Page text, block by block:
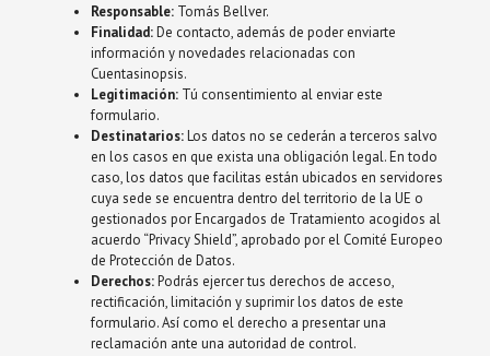
Responsable:Tomás Bellver.
Finalidad:De contacto, además de poder enviarte
información y novedades relacionadas con
Cuentasinopsis.
Legitimación:Tú consentimiento al enviar este
formulario.
Destinatarios:Los datos no se cederán a terceros salvo
en los casos en que exista una obligación legal. En todo
caso, los datos que facilitas están ubicados en servidores
cuya sede se encuentra dentro del territorio de la UE o
gestionados por Encargados de Tratamiento acogidos al
acuerdo “Privacy Shield”, aprobado por el Comité Europeo
de Protección de Datos.
Derechos:Podrás ejercer tus derechos de acceso,
rectificación, limitación y suprimir los datos de este
formulario. Así como el derecho a presentar una
reclamación ante una autoridad de control.